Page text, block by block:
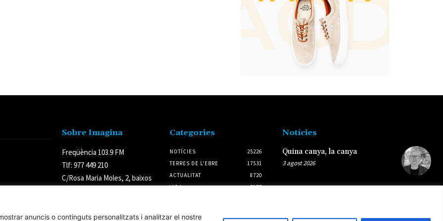
anuncis o continguts personalitzats i analitzar el nostre
Sobre Imagina
Freqüència 103.9 FM
Tlf: 977 449 210
C/Rosa Maria Moles, 2, baixos
Categories
NOTÍCIES
25226
TERRES DE L'EBRE
17531
ACTUALITAT
8720
VIDA
5877
Notícies
Quina canya, la canya
3 agost 2026